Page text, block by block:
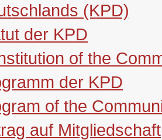
(KPD)
der KPD
of the
der KPD
of the
auf Mitgliedschaft